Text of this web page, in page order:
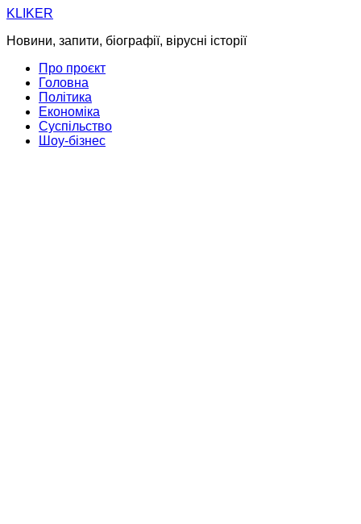
Skip
content
KLIKER
Новини, запити, біографії, вірусні історії
Про проєкт
Головна
Політика
Економіка
Суспільство
Шоу-бізнес